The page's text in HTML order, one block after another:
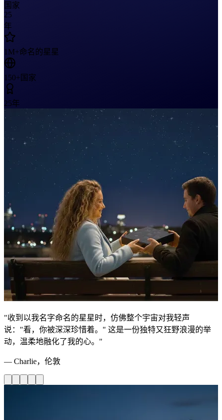
国家
25
年
1M+命名的星星
150+ 国家
25年
"收到以我名字命名的星星时，仿佛整个宇宙对我轻声
说："看，你被深深珍惜着。" 这是一份独特又狂野浪漫的举
动，温柔地融化了我的心。"
— Charlie，伦敦